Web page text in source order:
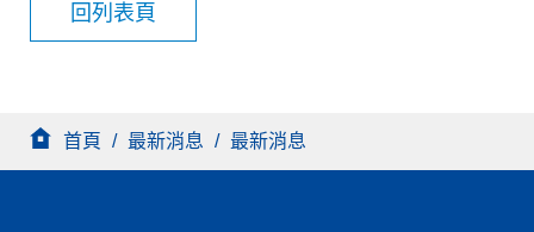
回列表頁
首頁 / 最新消息 / 最新消息